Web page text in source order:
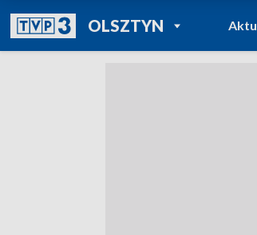
OLSZTYNPOWRÓT DO
TVP REGIONY